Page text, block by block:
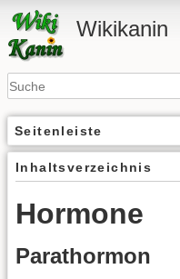
Wikikanin
Seitenleiste
Inhaltsverzeichnis
Hormone
Parathormon